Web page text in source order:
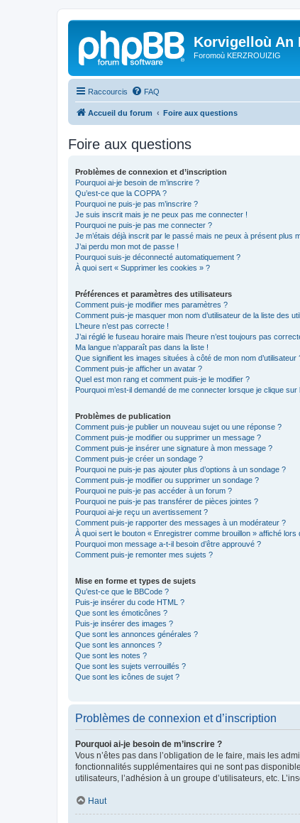
Korvigelloù An
Foromoù KERZROUIZIG
Raccourcis FAQ
Accueil du forum Foire aux questions
Foire aux questions
Problèmes de connexion et d’inscription
Pourquoi ai-je besoin de m’inscrire ?
Qu’est-ce que la COPPA ?
Pourquoi ne puis-je pas m’inscrire ?
Je suis inscrit mais je ne peux pas me connecter !
Pourquoi ne puis-je pas me connecter ?
Je m’étais déjà inscrit par le passé mais ne peux à présent plus
J’ai perdu mon mot de passe !
Pourquoi suis-je déconnecté automatiquement ?
À quoi sert « Supprimer les cookies » ?
Préférences et paramètres des utilisateurs
Comment puis-je modifier mes paramètres ?
Comment puis-je masquer mon nom d’utilisateur de la liste des
L’heure n’est pas correcte !
J’ai réglé le fuseau horaire mais l’heure n’est toujours pas
Ma langue n’apparaît pas dans la liste !
Que signifient les images situées à côté de mon nom d’utilisateur
Comment puis-je afficher un avatar ?
Quel est mon rang et comment puis-je le modifier ?
Pourquoi m’est-il demandé de me connecter lorsque je clique
Problèmes de publication
Comment puis-je publier un nouveau sujet ou une réponse ?
Comment puis-je modifier ou supprimer un message ?
Comment puis-je insérer une signature à mon message ?
Comment puis-je créer un sondage ?
Pourquoi ne puis-je pas ajouter plus d’options à un sondage ?
Comment puis-je modifier ou supprimer un sondage ?
Pourquoi ne puis-je pas accéder à un forum ?
Pourquoi ne puis-je pas transférer de pièces jointes ?
Pourquoi ai-je reçu un avertissement ?
Comment puis-je rapporter des messages à un modérateur ?
À quoi sert le bouton « Enregistrer comme brouillon » affiché lors
Pourquoi mon message a-t-il besoin d’être approuvé ?
Comment puis-je remonter mes sujets ?
Mise en forme et types de sujets
Qu’est-ce que le BBCode ?
Puis-je insérer du code HTML ?
Que sont les émoticônes ?
Puis-je insérer des images ?
Que sont les annonces générales ?
Que sont les annonces ?
Que sont les notes ?
Que sont les sujets verrouillés ?
Que sont les icônes de sujet ?
Problèmes de connexion et d’inscription
Pourquoi ai-je besoin de m’inscrire ?
Vous n’êtes pas dans l’obligation de le faire, mais les
fonctionnalités supplémentaires qui ne sont pas
utilisateurs, l’adhésion à un groupe d’utilisateurs, etc.
Haut